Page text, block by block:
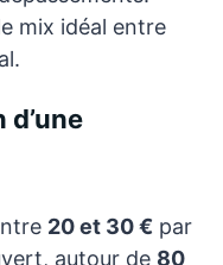
mix idéal entre
20 et 30 € par
autour de 80